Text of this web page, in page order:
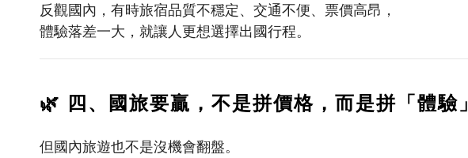
反觀國內，有時旅宿品質不穩定、交通不便、票價高昂，
體驗落差一大，就讓人更想選擇出國行程。
🌿 四、國旅要贏，不是拼價格，而是拼「體驗」
但國內旅遊也不是沒機會翻盤。